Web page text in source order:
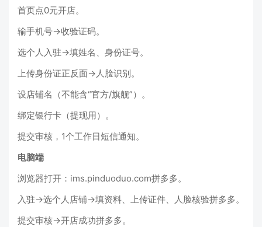
首页点0元开店。
输手机号→收验证码。
选个人入驻→填姓名、身份证号。
上传身份证正反面→人脸识别。
设店铺名（不能含“官方/旗舰”）。
绑定银行卡（提现用）。
提交审核，1个工作日短信通知。
电脑端
浏览器打开：ims.pinduoduo.com拼多多。
入驻→选个人店铺→填资料、上传证件、人脸核验拼多多。
提交审核→开店成功拼多多。